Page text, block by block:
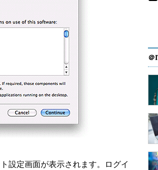
設定画面が表示されます。ログイ
＠